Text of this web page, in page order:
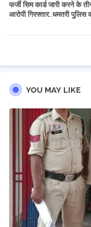
फर्जी सिम कार्ड जारी करने के
आरोपी गिरफ्तार..धमतरी पुलिस
YOU MAY LIKE